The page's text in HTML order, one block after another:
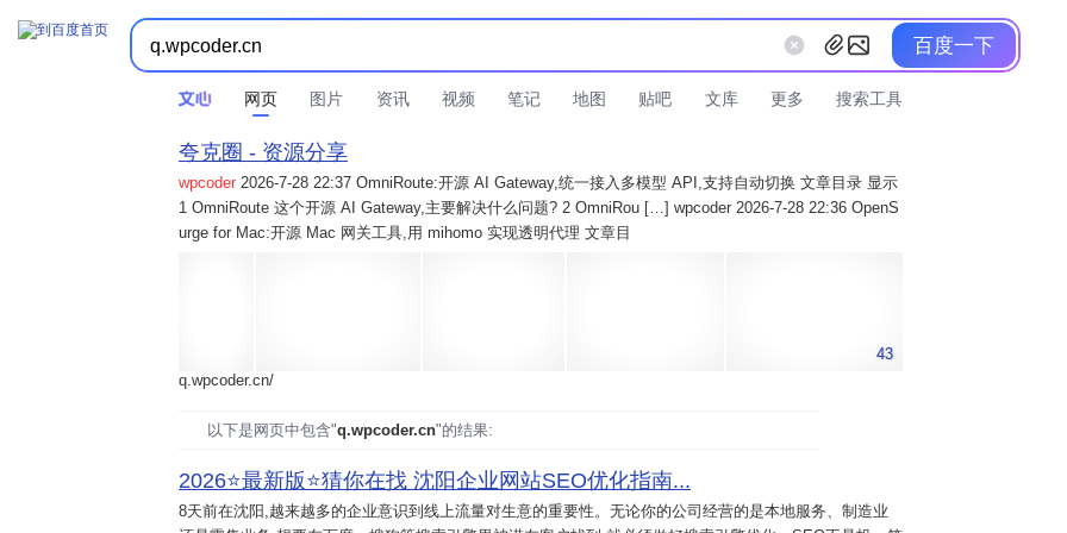
百度一下
网页 图片 资讯 视频 笔记 地图 贴吧 文库 更多 搜索工具
夸克圈 - 资源分享
wpcoder 2026-7-28 22:37 OmniRoute:开源 AI Gateway,统一接入多模型 API,支持自动切换 文章目录 显示
1 OmniRoute 这个开源 AI Gateway,主要解决什么问题? 2 OmniRou […] wpcoder 2026-7-28 22:36 OpenS
urge for Mac:开源 Mac 网关工具,用 mihomo 实现透明代理 文章目
43
q.wpcoder.cn/
以下是网页中包含"q.wpcoder.cn"的结果:
2026⭐️最新版⭐️猜你在找 沈阳企业网站SEO优化指南...
8天前在沈阳,越来越多的企业意识到线上流量对生意的重要性。无论你的公司经营的是本地服务、制造业